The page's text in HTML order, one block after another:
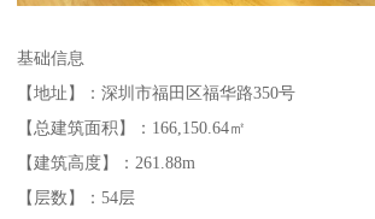
基础信息
【地址】：深圳市福田区福华路350号
【总建筑面积】：166,150.64㎡
【建筑高度】：261.88m
【层数】：54层